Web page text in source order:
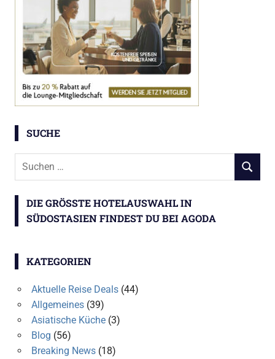
SUCHE
Suchen
SUCHEN
DIE GRÖSSTE HOTELAUSWAHL IN S
ÜDOSTASIEN FINDEST DU BEI AGODA
KATEGORIEN
Aktuelle Reise Deals(44)
Allgemeines(39)
Asiatische Küche(3)
Blog (56)
Breaking News(18)